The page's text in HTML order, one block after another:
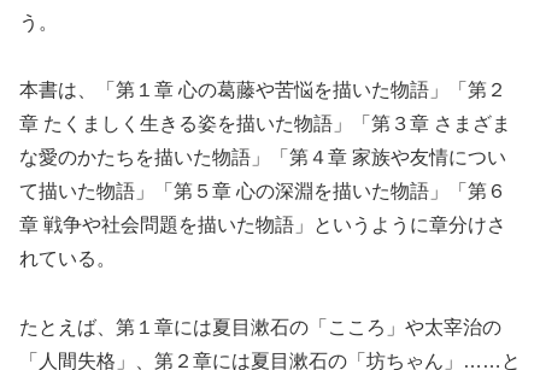
う。
本書は、「第１章 心の葛藤や苦悩を描いた物語」「第２
章 たくましく生きる姿を描いた物語」「第３章 さまざま
な愛のかたちを描いた物語」「第４章 家族や友情につい
て描いた物語」「第５章 心の深淵を描いた物語」「第６
章 戦争や社会問題を描いた物語」というように章分けさ
れている。
たとえば、第１章には夏目漱石の「こころ」や太宰治の
「人間失格」、第２章には夏目漱石の「坊ちゃん」……と